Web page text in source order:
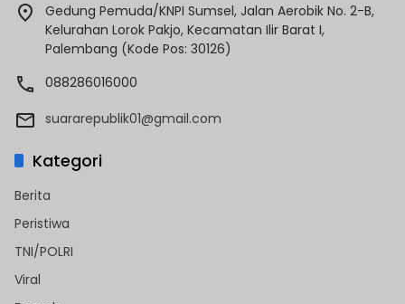
Gedung Pemuda/KNPI Sumsel, Jalan Aerobik No. 2-B,
Kelurahan Lorok Pakjo, Kecamatan Ilir Barat I,
Palembang (Kode Pos: 30126)
088286016000
suararepublik01@gmail.com
Kategori
Berita
Peristiwa
TNI/POLRI
Viral